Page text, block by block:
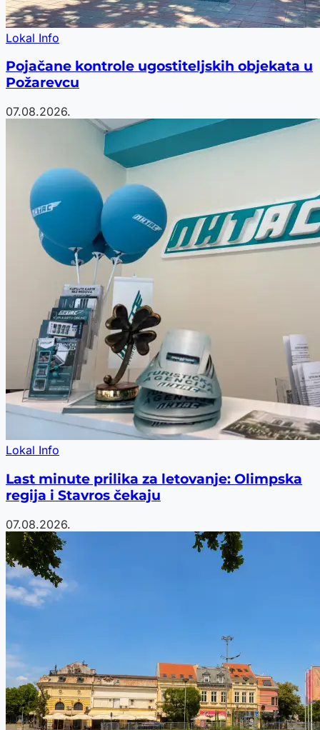
Lokal Info
Pojačane kontrole ugostiteljskih objekata u
Požarevcu
07.08.2026.
Lokal Info
Last minute prilika za letovanje: Olimpska
regija i Stavros čekaju
07.08.2026.